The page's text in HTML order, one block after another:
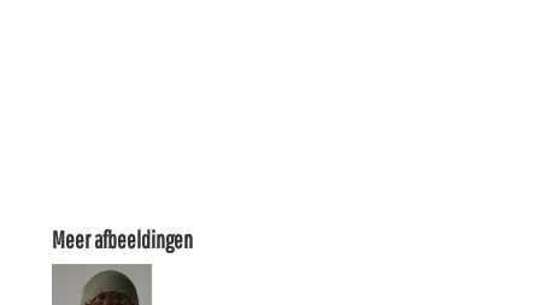
Meer afbeeldingen